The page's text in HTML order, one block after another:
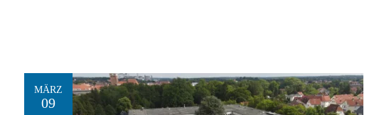
MÄRZ
09